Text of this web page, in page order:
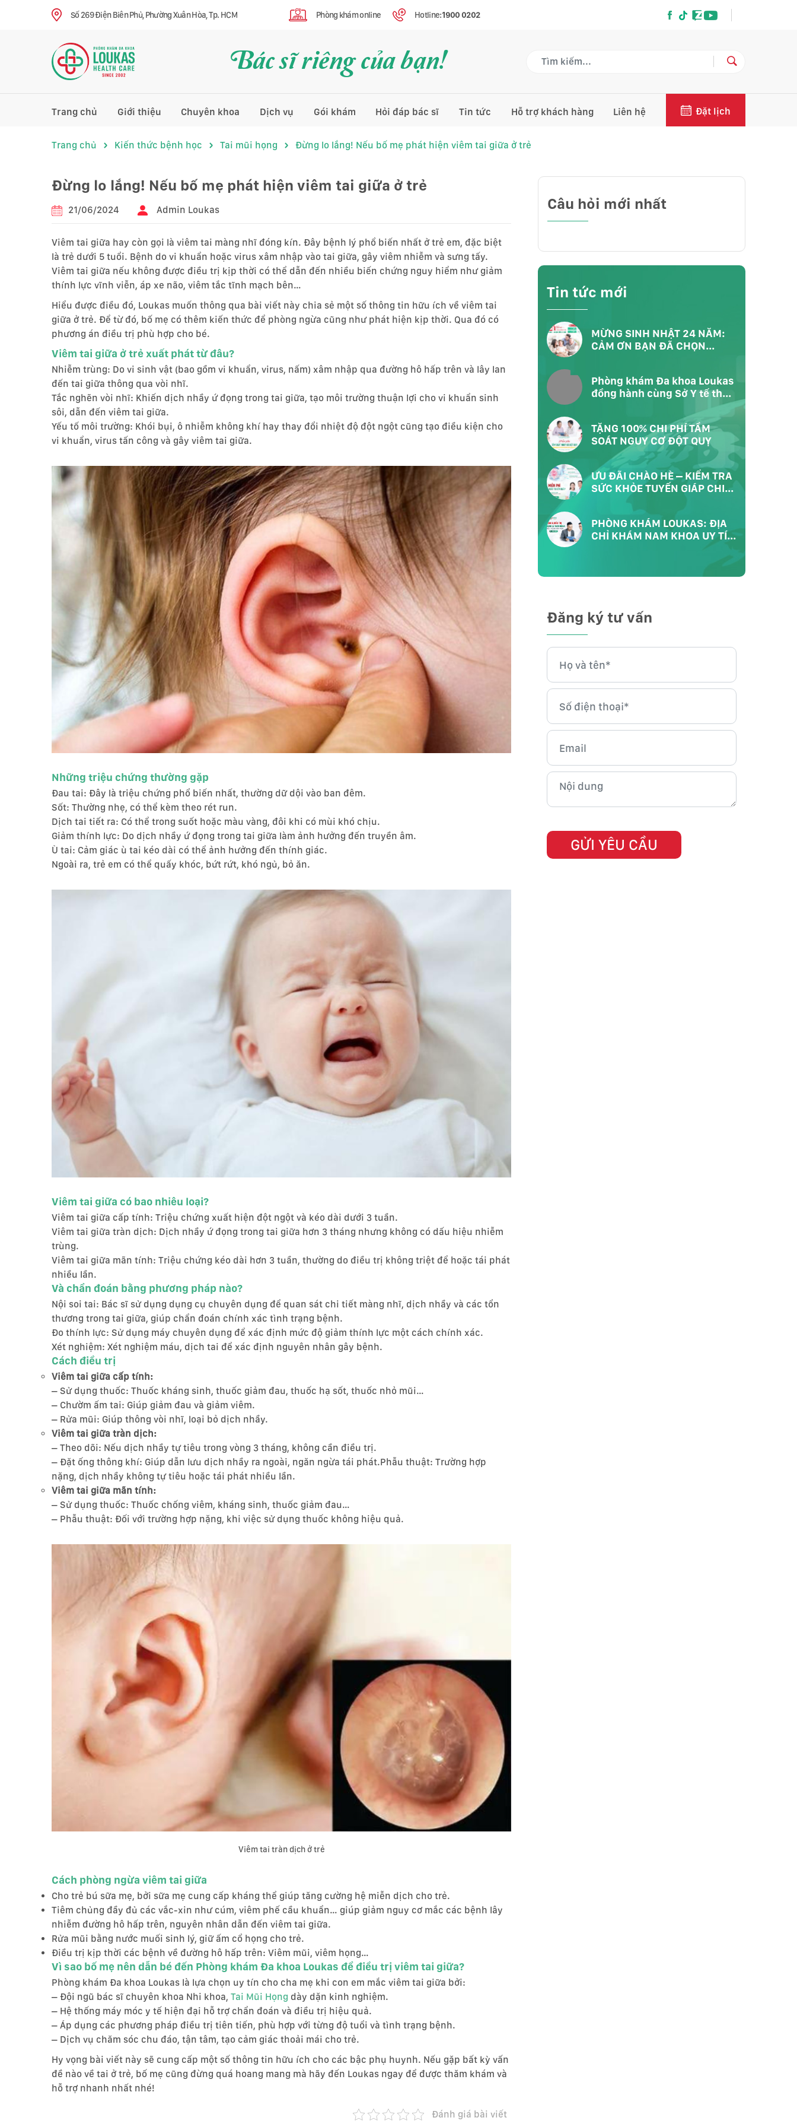
Số 269 Điện Biên Phủ, Phường Xuân Hòa, Tp. HCM Phòng khám online Hotline:1900 0202
Bác sĩ riêng của bạn!
Trang chủ Giới thiệu Chuyên khoa Dịch vụ Gói khám Hỏi đáp bác sĩ Tin tức Hỗ trợ khách hàng Liên hệ Đặt lịch
Trang chủ Kiến thức bệnh học Tai mũi họng Đừng lo lắng! Nếu bố mẹ phát hiện viêm tai giữa ở trẻ
Đừng lo lắng! Nếu bố mẹ phát hiện viêm tai giữa ở trẻ
21/06/2024 Admin Loukas
Viêm tai giữa hay còn gọi là viêm tai màng nhĩ đóng kín. Đây bệnh lý phổ biến nhất ở trẻ em, đặc biệt
là trẻ dưới 5 tuổi. Bệnh do vi khuẩn hoặc virus xâm nhập vào tai giữa, gây viêm nhiễm và sưng tấy.
Viêm tai giữa nếu không được điều trị kịp thời có thể dẫn đến nhiều biến chứng nguy hiểm như giảm
thính lực vĩnh viễn, áp xe não, viêm tắc tĩnh mạch bên…
Hiểu được điều đó, Loukas muốn thông qua bài viết này chia sẻ một số thông tin hữu ích về viêm tai
giữa ở trẻ. Để từ đó, bố mẹ có thêm kiến thức để phòng ngừa cũng như phát hiện kịp thời. Qua đó có
phương án điều trị phù hợp cho bé.
Viêm tai giữa ở trẻ xuất phát từ đâu?
Nhiễm trùng: Do vi sinh vật (bao gồm vi khuẩn, virus, nấm) xâm nhập qua đường hô hấp trên và lây lan
đến tai giữa thông qua vòi nhĩ.
Tắc nghẽn vòi nhĩ: Khiến dịch nhầy ứ đọng trong tai giữa, tạo môi trường thuận lợi cho vi khuẩn sinh
sôi, dẫn đến viêm tai giữa.
Yếu tố môi trường: Khói bụi, ô nhiễm không khí hay thay đổi nhiệt độ đột ngột cũng tạo điều kiện cho
vi khuẩn, virus tấn công và gây viêm tai giữa.
Những triệu chứng thường gặp
Đau tai: Đây là triệu chứng phổ biến nhất, thường dữ dội vào ban đêm.
Sốt: Thường nhẹ, có thể kèm theo rét run.
Dịch tai tiết ra: Có thể trong suốt hoặc màu vàng, đôi khi có mùi khó chịu.
Giảm thính lực: Do dịch nhầy ứ đọng trong tai giữa làm ảnh hưởng đến truyền âm.
Ù tai: Cảm giác ù tai kéo dài có thể ảnh hưởng đến thính giác.
Ngoài ra, trẻ em có thể quấy khóc, bứt rứt, khó ngủ, bỏ ăn.
Viêm tai giữa có bao nhiêu loại?
Viêm tai giữa cấp tính: Triệu chứng xuất hiện đột ngột và kéo dài dưới 3 tuần.
Viêm tai giữa tràn dịch: Dịch nhầy ứ đọng trong tai giữa hơn 3 tháng nhưng không có dấu hiệu nhiễm
trùng.
Viêm tai giữa mãn tính: Triệu chứng kéo dài hơn 3 tuần, thường do điều trị không triệt để hoặc tái phát
nhiều lần.
Và chẩn đoán bằng phương pháp nào?
Nội soi tai: Bác sĩ sử dụng dụng cụ chuyên dụng để quan sát chi tiết màng nhĩ, dịch nhầy và các tổn
thương trong tai giữa, giúp chẩn đoán chính xác tình trạng bệnh.
Đo thính lực: Sử dụng máy chuyên dụng để xác định mức độ giảm thính lực một cách chính xác.
Xét nghiệm: Xét nghiệm máu, dịch tai để xác định nguyên nhân gây bệnh.
Cách điều trị
Viêm tai giữa cấp tính:
– Sử dụng thuốc: Thuốc kháng sinh, thuốc giảm đau, thuốc hạ sốt, thuốc nhỏ mũi…
– Chườm ấm tai: Giúp giảm đau và giảm viêm.
– Rửa mũi: Giúp thông vòi nhĩ, loại bỏ dịch nhầy.
Viêm tai giữa tràn dịch:
– Theo dõi: Nếu dịch nhầy tự tiêu trong vòng 3 tháng, không cần điều trị.
– Đặt ống thông khí: Giúp dẫn lưu dịch nhầy ra ngoài, ngăn ngừa tái phát.Phẫu thuật: Trường hợp
nặng, dịch nhầy không tự tiêu hoặc tái phát nhiều lần.
Viêm tai giữa mãn tính:
– Sử dụng thuốc: Thuốc chống viêm, kháng sinh, thuốc giảm đau…
– Phẫu thuật: Đối với trường hợp nặng, khi việc sử dụng thuốc không hiệu quả.
Viêm tai tràn dịch ở trẻ
Cách phòng ngừa viêm tai giữa
Cho trẻ bú sữa mẹ, bởi sữa mẹ cung cấp kháng thể giúp tăng cường hệ miễn dịch cho trẻ.
Tiêm chủng đầy đủ các vắc-xin như cúm, viêm phế cầu khuẩn… giúp giảm nguy cơ mắc các bệnh lây
nhiễm đường hô hấp trên, nguyên nhân dẫn đến viêm tai giữa.
Rửa mũi bằng nước muối sinh lý, giữ ấm cổ họng cho trẻ.
Điều trị kịp thời các bệnh về đường hô hấp trên: Viêm mũi, viêm họng…
Vì sao bố mẹ nên dẫn bé đến Phòng khám Đa khoa Loukas để điều trị viêm tai giữa?
Phòng khám Đa khoa Loukas là lựa chọn uy tín cho cha mẹ khi con em mắc viêm tai giữa bởi:
– Đội ngũ bác sĩ chuyên khoa Nhi khoa, Tai Mũi Họng dày dặn kinh nghiệm.
– Hệ thống máy móc y tế hiện đại hỗ trợ chẩn đoán và điều trị hiệu quả.
– Áp dụng các phương pháp điều trị tiên tiến, phù hợp với từng độ tuổi và tình trạng bệnh.
– Dịch vụ chăm sóc chu đáo, tận tâm, tạo cảm giác thoải mái cho trẻ.
Hy vọng bài viết này sẽ cung cấp một số thông tin hữu ích cho các bậc phụ huynh. Nếu gặp bất kỳ vấn
đề nào về tai ở trẻ, bố mẹ cũng đừng quá hoang mang mà hãy đến Loukas ngay để được thăm khám và
hỗ trợ nhanh nhất nhé!
Đánh giá bài viết
Câu hỏi mới nhất
Tin tức mới
MỪNG SINH NHẬT 24 NĂM:
CẢM ƠN BẠN ĐÃ CHỌN
Phòng khám Đa khoa Loukas
đồng hành cùng Sở Y tế thực
hiện chương trình khám sức
khỏe toàn dân tại Phường
Bàn Cờ TP.HCM
TẶNG 100% CHI PHÍ TẦM
SOÁT NGUY CƠ ĐỘT QUỴ
ƯU ĐÃI CHÀO HÈ – KIỂM TRA
SỨC KHỎE TUYẾN GIÁP CHI
PHÒNG KHÁM LOUKAS: ĐỊA
CHỈ KHÁM NAM KHOA UY TÍN
Đăng ký tư vấn